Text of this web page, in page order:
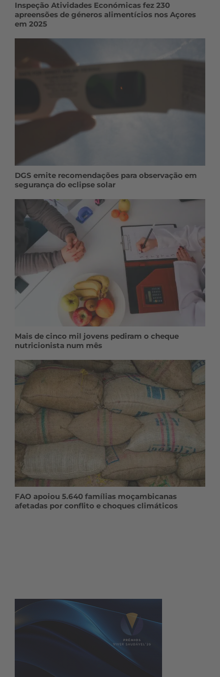
Inspeção Atividades Económicas fez 230
apreensões de géneros alimentícios nos Açores
em 2025
DGS emite recomendações para observação em
segurança do eclipse solar
Mais de cinco mil jovens pediram o cheque
nutricionista num mês
FAO apoiou 5.640 famílias moçambicanas
afetadas por conflito e choques climáticos